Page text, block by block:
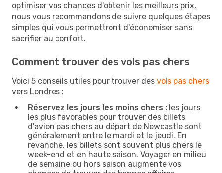
optimiser vos chances d'obtenir les meilleurs prix,
nous vous recommandons de suivre quelques étapes
simples qui vous permettront d'économiser sans
sacrifier au confort.
Comment trouver des vols pas chers
Voici 5 conseils utiles pour trouver des vols pas chers
vers Londres :
Réservez les jours les moins chers : les jours
les plus favorables pour trouver des billets
d'avion pas chers au départ de Newcastle sont
généralement entre le mardi et le jeudi. En
revanche, les billets sont souvent plus chers le
week-end et en haute saison. Voyager en milieu
de semaine ou hors saison augmente vos